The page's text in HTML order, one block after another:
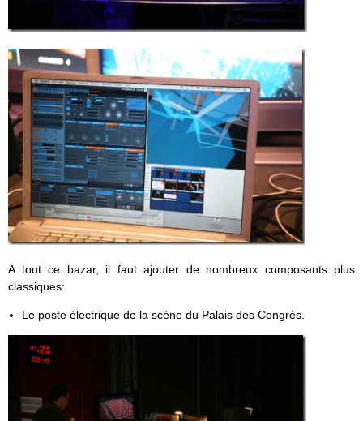
A tout ce bazar, il faut ajouter de nombreux composants plus
classiques:
Le poste électrique de la scène du Palais des Congrès.